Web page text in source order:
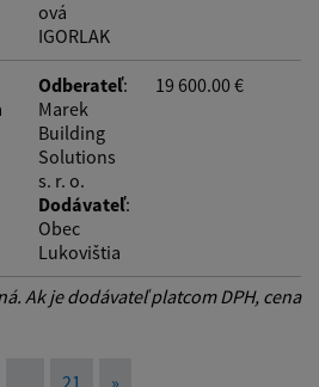
ová
IGORLAK
Odberateľ:
Marek
Building
Solutions
s. r. o.
Dodávateľ:
Obec
Lukovištia
19 600.00 €
Ak je dodávateľ platcom DPH, cena
... 21 »